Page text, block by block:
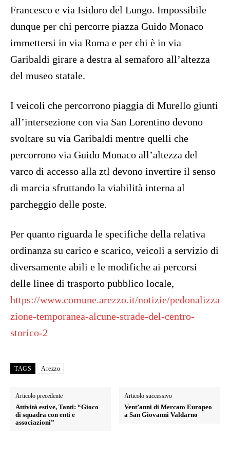
Francesco e via Isidoro del Lungo. Impossibile
dunque per chi percorre piazza Guido Monaco
immettersi in via Roma e per chi è in via
Garibaldi girare a destra al semaforo all’altezza
del museo statale.
I veicoli che percorrono piaggia di Murello giunti
all’intersezione con via San Lorentino devono
svoltare su via Garibaldi mentre quelli che
percorrono via Guido Monaco all’altezza del
varco di accesso alla ztl devono invertire il senso
di marcia sfruttando la viabilità interna al
parcheggio delle poste.
Per quanto riguarda le specifiche della relativa
ordinanza su carico e scarico, veicoli a servizio di
diversamente abili e le modifiche ai percorsi
delle linee di trasporto pubblico locale,
https://www.comune.arezzo.it/notizie/pedonalizza
zione-temporanea-alcune-strade-del-centro-
storico-2
TAGS Arezzo
Articolo precedente
Attività estive, Tanti: “Gioco
di squadra con enti e
associazioni”
Articolo successivo
Vent’anni di Mercato Europeo
a San Giovanni Valdarno